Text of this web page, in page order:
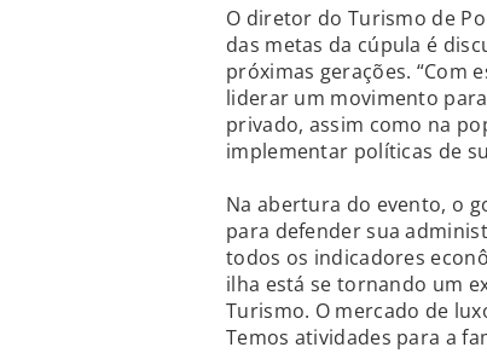
O diretor do Turismo de
das metas da cúpula é
próximas gerações. “Com
liderar um movimento
privado, assim como na
implementar políticas de
Na abertura do evento, o
para defender sua
todos os indicadores
ilha está se tornando um
Turismo. O mercado de
Temos atividades para a